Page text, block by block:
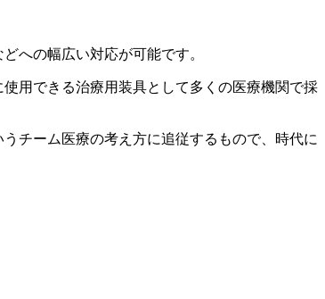
への幅広い対応が可能です。
用できる治療用装具として多くの医療機関で採
チーム医療の考え方に追従するもので、時代に